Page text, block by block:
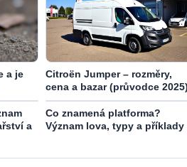
a je
Citroën Jumper – rozměry,
cena a bazar (průvodce
a
Co znamená platforma?
Význam lova, typy a příklady